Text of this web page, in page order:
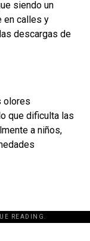
siendo un
en calles y
descargas de
olores
que dificulta las
a niños,
READING.